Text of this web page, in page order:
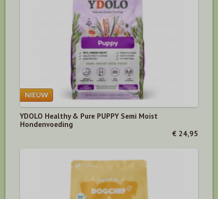
YDOLO Healthy & Pure PUPPY Semi Moist
Hondenvoeding
€ 24,95